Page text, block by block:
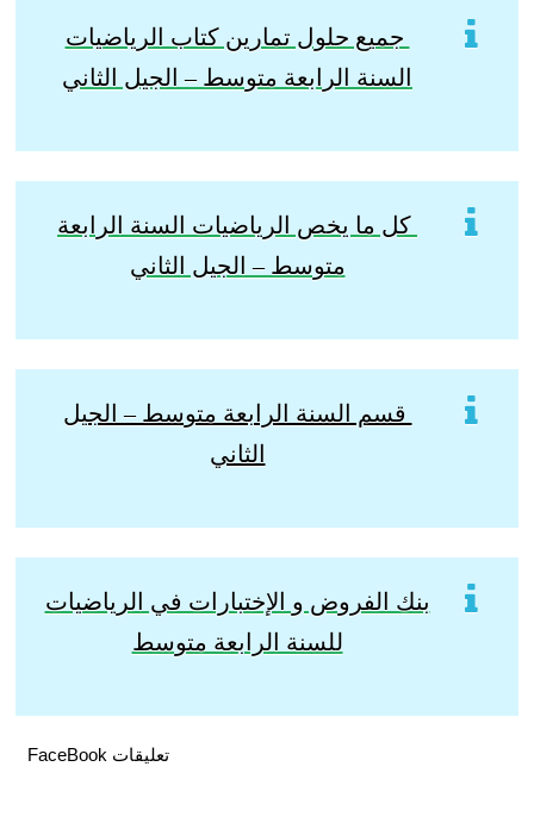
جميع حلول تمارين كتاب الرياضيات
السنة الرابعة متوسط – الجيل الثاني
كل ما يخص الرياضيات السنة الرابعة
متوسط – الجيل الثاني
قسم السنة الرابعة متوسط – الجيل
الثاني
بنك الفروض و الإختبارات في الرياضيات
للسنة الرابعة متوسط
تعليقات FaceBook